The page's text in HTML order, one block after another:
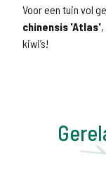
Voor een tuin vol
chinensis 'Atlas'
kiwi’s!